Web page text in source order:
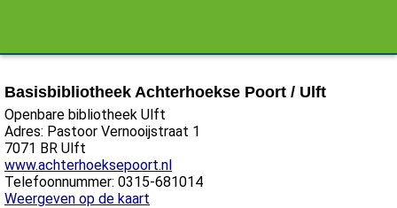
Basisbibliotheek Achterhoekse Poort / Ulft
Openbare bibliotheek Ulft
Adres: Pastoor Vernooijstraat 1
7071 BR Ulft
www.achterhoeksepoort.nl
Telefoonnummer: 0315-681014
Weergeven op de kaart